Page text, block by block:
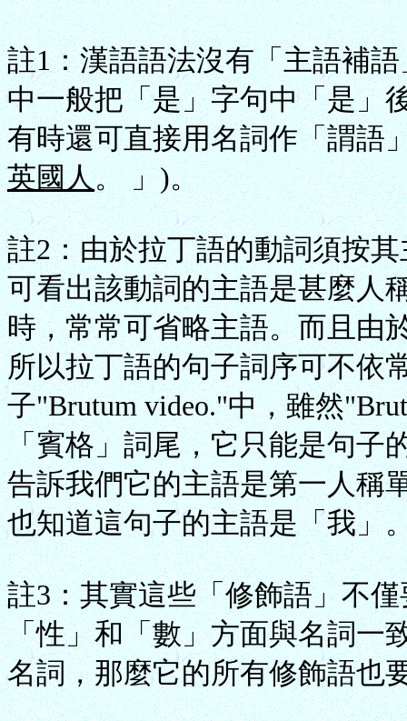
註1：漢語語法沒有「主語補
中一般把「是」字句中「是」
有時還可直接用名詞作「謂語
英國人。 」)。
註2：由於拉丁語的動詞須按
可看出該動詞的主語是甚麼人
時，常常可省略主語。而且由
所以拉丁語的句子詞序可不依
子"Brutum video."中，雖然
「賓格」詞尾，它只能是句子
告訴我們它的主語是第一人稱
也知道這句子的主語是「我」
註3：其實這些「修飾語」不
「性」和「數」方面與名詞一
名詞，那麼它的所有修飾語也